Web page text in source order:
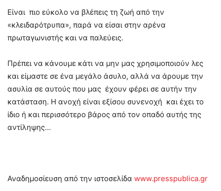
Είναι πιο εύκολο να βλέπεις τη ζωή από την
«κλειδαρότρυπα», παρά να είσαι στην αρένα
πρωταγωνιστής και να παλεύεις.
Πρέπει να κάνουμε κάτι να μην μας χρησιμοποιούν λες
και είμαστε σε ένα μεγάλο άσυλο, αλλά να άρουμε την
ασυλία σε αυτούς που μας έχουν φέρει σε αυτήν την
κατάσταση. Η ανοχή είναι εξίσου συνενοχή και έχει το
ίδιο ή και περισσότερο βάρος από τον οπαδό αυτής της
αντίληψης…
Αναδημοσίευση από την ιστοσελίδα www.presspublica.gr